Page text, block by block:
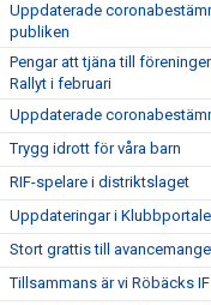
Uppdaterade
publiken
Pengar att tjäna till
Rallyt i februari
Uppdaterade
Trygg idrott för våra barn
RIF-spelare i distriktslaget
Uppdateringar i
Stort grattis till
Tillsammans är vi Röbäcks IF